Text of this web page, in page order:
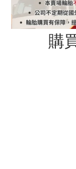
購